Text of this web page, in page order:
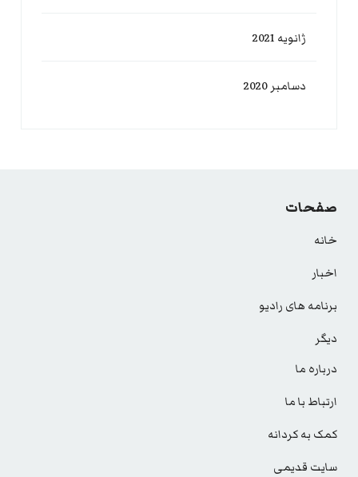
ژانویه 2021
دسامبر 2020
صفحات
خانه
اخبار
برنامه های رادیو
دیگر
درباره ما
ارتباط با ما
کمک به کردانه
سایت قدیمی